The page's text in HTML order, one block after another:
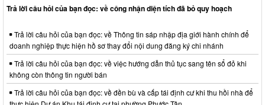
Trả lời câu hỏi của bạn đọc: về công nhận diện tích đã bỏ quy hoạch
Trả lời câu hỏi của bạn đọc: về Thông tin sáp nhập địa giới hành chính để
doanh nghiệp thực hiện hồ sơ thay đổi nội dung đăng ký chi nhánh
Trả lời câu hỏi của bạn đọc: về việc hướng dẫn thủ tục sang tên sổ đỏ khi
không còn thông tin người bán
Trả lời câu hỏi của bạn đọc: về đền bù và cấp tái định cư khi thu hồi nhà để